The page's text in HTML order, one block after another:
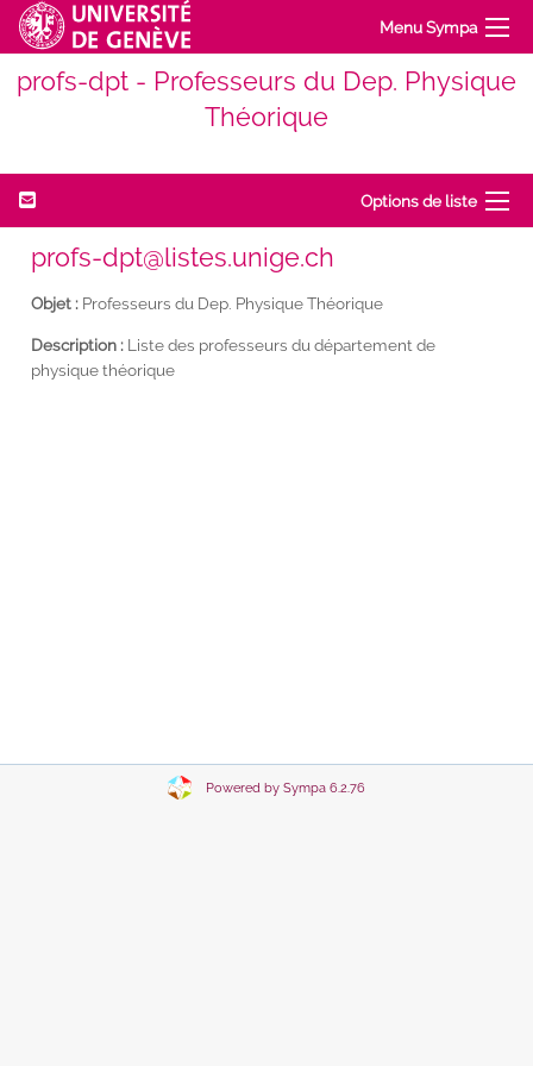
Menu Sympa
profs-dpt - Professeurs du Dep. Physique
Théorique
Options de liste
profs-dpt@listes.unige.ch
Objet : Professeurs du Dep. Physique Théorique
Description : Liste des professeurs du département de
physique théorique
Powered by Sympa 6.2.76